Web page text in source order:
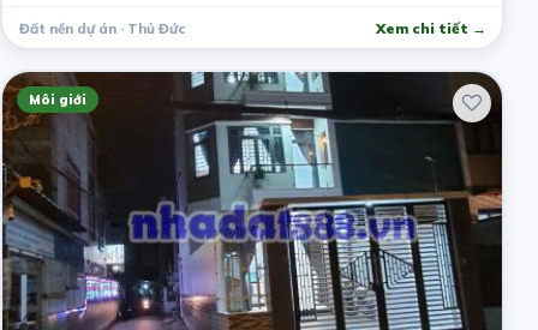
Đất nền dự án · Thủ Đức Xem chi tiết →
Môi giới